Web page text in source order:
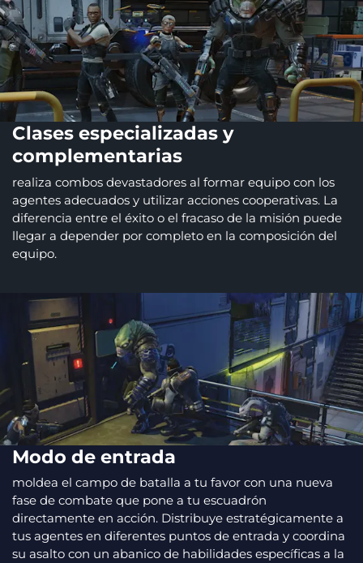
Clases especializadas y
complementarias
realiza combos devastadores al formar equipo con los
agentes adecuados y utilizar acciones cooperativas. La
diferencia entre el éxito o el fracaso de la misión puede
llegar a depender por completo en la composición del
equipo.
Modo de entrada
moldea el campo de batalla a tu favor con una nueva
fase de combate que pone a tu escuadrón
directamente en acción. Distribuye estratégicamente a
tus agentes en diferentes puntos de entrada y coordina
su asalto con un abanico de habilidades específicas a la